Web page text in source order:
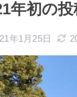
年初の
年1月25日